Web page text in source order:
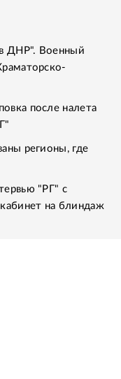
ДНР". Военный
после налета
регионы, где
"РГ" с
на блиндаж